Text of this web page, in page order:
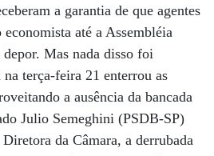
a garantia de que agentes
até a Assembléia
depor. Mas nada disso foi
terça-feira 21 enterrou as
a ausência da bancada
Julio Semeghini (PSDB-SP)
da Câmara, a derrubada